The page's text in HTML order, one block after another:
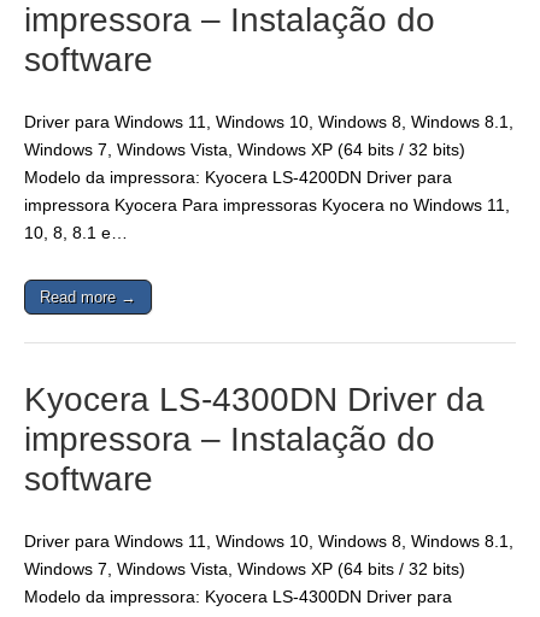
impressora – Instalação do
software
Driver para Windows 11, Windows 10, Windows 8, Windows 8.1,
Windows 7, Windows Vista, Windows XP (64 bits / 32 bits)
Modelo da impressora: Kyocera LS-4200DN Driver para
impressora Kyocera Para impressoras Kyocera no Windows 11,
10, 8, 8.1 e…
Read more →
Kyocera LS-4300DN Driver da
impressora – Instalação do
software
Driver para Windows 11, Windows 10, Windows 8, Windows 8.1,
Windows 7, Windows Vista, Windows XP (64 bits / 32 bits)
Modelo da impressora: Kyocera LS-4300DN Driver para